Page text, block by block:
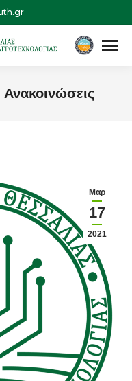
Ανακοινώσεις
Μαρ
17
2021